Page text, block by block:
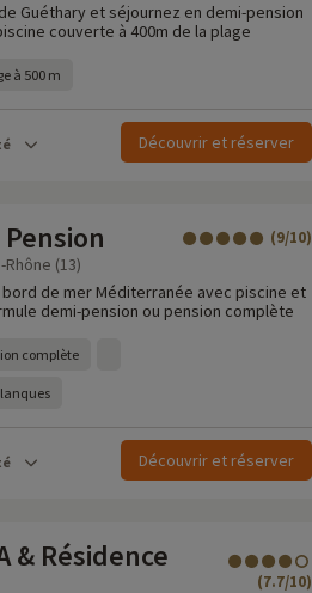
Guéthary et séjournez en demi-pension
couverte à 400m de la plage
à 500 m
Découvrir et réserver
(9/10)
(13)
de mer Méditerranée avec piscine et
demi-pension ou pension complète
complète
Découvrir et réserver
& Résidence
(7.7/10)